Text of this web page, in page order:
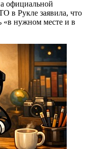
официальной
в Рукле заявила, что
нужном месте и в